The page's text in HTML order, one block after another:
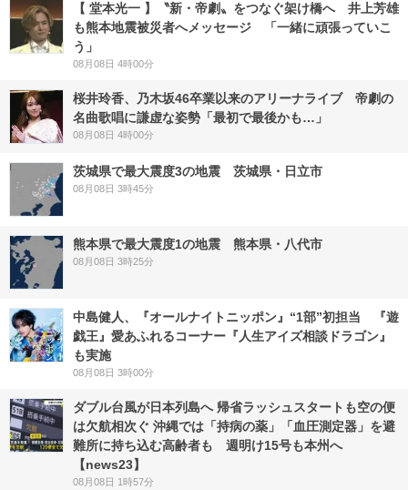
【 堂本光一 】〝新・帝劇〟をつなぐ架け橋へ 井上芳雄
も熊本地震被災者へメッセージ 「一緒に頑張っていこ
う」
08月08日 4時00分
桜井玲香、乃木坂46卒業以来のアリーナライブ 帝劇の
名曲歌唱に謙虚な姿勢「最初で最後かも…」
08月08日 4時00分
茨城県で最大震度3の地震 茨城県・日立市
08月08日 3時45分
熊本県で最大震度1の地震 熊本県・八代市
08月08日 3時25分
中島健人、『オールナイトニッポン』“1部”初担当 『遊
戯王』愛あふれるコーナー『人生アイズ相談ドラゴン』
も実施
08月08日 3時00分
ダブル台風が日本列島へ 帰省ラッシュスタートも空の便
は欠航相次ぐ 沖縄では「持病の薬」「血圧測定器」を避
難所に持ち込む高齢者も 週明け15号も本州へ
【news23】
08月08日 1時57分